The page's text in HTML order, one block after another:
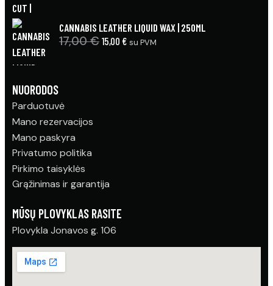
CANNABIS LEATHER LIQUID WAX | 250ML
17,00€ 15,00 € su PVM
NUORODOS
Parduotuvė
Mano rezervacijos
Mano paskyra
Privatumo politika
Pirkimo taisyklės
Grąžinimas ir garantija
MŪSŲ PLOVYKLAS RASITE
Plovykla Jonavos g. 106